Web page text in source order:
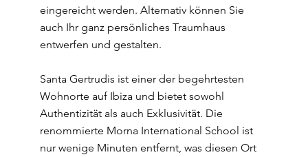
eingereicht werden. Alternativ können Sie
auch Ihr ganz persönliches Traumhaus
entwerfen und gestalten.
Santa Gertrudis ist einer der begehrtesten
Wohnorte auf Ibiza und bietet sowohl
Authentizität als auch Exklusivität. Die
renommierte Morna International School ist
nur wenige Minuten entfernt, was diesen Ort